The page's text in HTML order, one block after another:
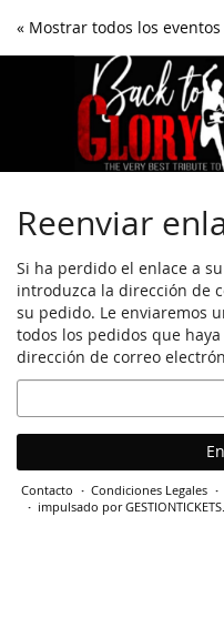
Ir al
« Mostrar todos los eventos
Reenviar
Si ha perdido el enlace a
introduzca la dirección de
su pedido. Le enviaremos
todos los pedidos que
dirección de correo
Correo
electrónico
Contacto Condiciones Legales
impulsado por